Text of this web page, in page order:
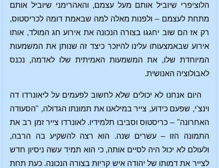
הלוציפרי שיוביל אותם מעל עצמם, והאהרימני שיוביל אותם
מתחת לעצמם – ולפנות מאלה למה שבאמת דומה לכריסטוס,
רק אז הם שוב יחגגו בצורה הנכונה את אירוע חג המולד, אותו
אירוע שבאמצעותו עלינו להיזכר כיצד זה שנותן את המשמעות
המיוחדת שלו, את המשמעות האמיתית שלו לאדמה, נכנס
לאבולוציה האנושית.
היום אנחנו לא יכולים שלא לחשוב לפעמים על ליאונרדו דה
וינצ'י, שפעם כידוע, צייר במילאנו את תמונתו הגדולה, "הסעודה
האחרונה" – כריסטוס וסביבו תלמידיו. לאונרדו צייר זמן רב את
התמונה הזו – עשרים שנה. הוא רצה להשקיע בה הרבה,
ולעולם לא יכול היה לסיים אותה, כי הוא תמיד עשה ניסיון חדש
לצייר את דמותו של יהודה איש קריות בצורה הנכונה. כעת תחת